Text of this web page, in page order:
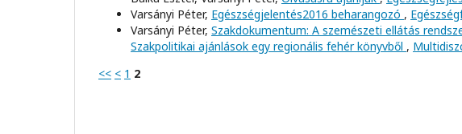
Varsányi Péter, Egészségjelentés2016 beharangozó ,
Varsányi Péter, Szakdokumentum: A szemészeti ellátás
Szakpolitikai ajánlások egy regionális fehér könyvből ,
<< < 1 2